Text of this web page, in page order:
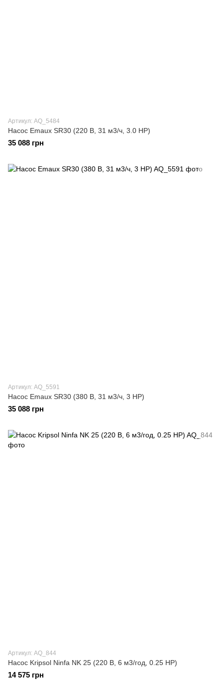
Артикул: AQ_5484
Насос Emaux SR30 (220 В, 31 м3/ч, 3.0 HP)
35 088 грн
Артикул: AQ_5591
Насос Emaux SR30 (380 В, 31 м3/ч, 3 HP)
35 088 грн
Артикул: AQ_844
Насос Kripsol Ninfa NK 25 (220 В, 6 м3/год, 0.25 НР)
14 575 грн